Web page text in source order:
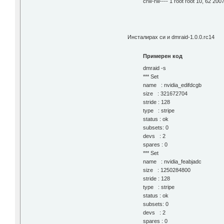
Инсталирах си и dmraid-1.0.0.rc14
Примерен код
dmraid -s
*** Set
name : nvidia_edifdcgb
size : 321672704
stride : 128
type : stripe
status : ok
subsets: 0
devs : 2
spares : 0
*** Set
name : nvidia_feabjadc
size : 1250284800
stride : 128
type : stripe
status : ok
subsets: 0
devs : 2
spares : 0